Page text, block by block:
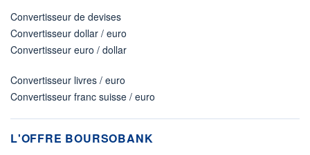
Convertisseur de devises
Convertisseur dollar / euro
Convertisseur euro / dollar
Convertisseur livres / euro
Convertisseur franc suisse / euro
L'OFFRE BOURSOBANK